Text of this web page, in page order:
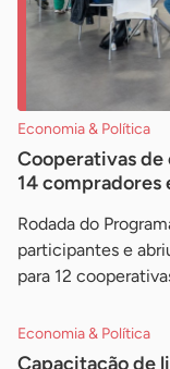
Economia & Política
Cooperativas
14 compradores
Rodada do
participantes e
para 12
Economia & Política
Capacitação de